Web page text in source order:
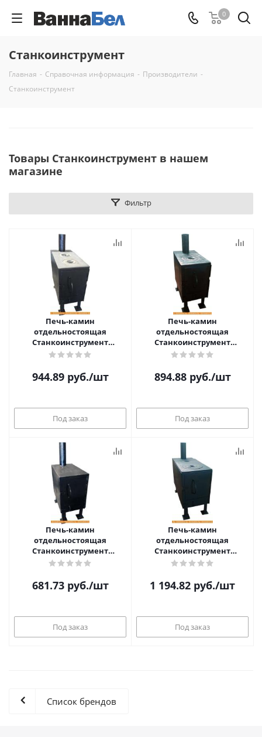
0
Станкоинструмент
Главная - Справочная информация - Производители -
Станкоинструмент
Товары Станкоинструмент в нашем
магазине
Фильтр
Печь-камин
отдельностоящая
Станкоинструмент
Буржуйка №2 с плитой П2-1
944.89руб./шт
Под заказ
Печь-камин
отдельностоящая
Станкоинструмент
Буржуйка №3 с плитой П1-3
894.88руб./шт
Под заказ
Печь-камин
отдельностоящая
Станкоинструмент
Буржуйка №1
681.73руб./шт
Под заказ
Печь-камин
отдельностоящая
Станкоинструмент
Буржуйка №4 с плитой П2-3
1 194.82 руб./шт
Под заказ
Список брендов